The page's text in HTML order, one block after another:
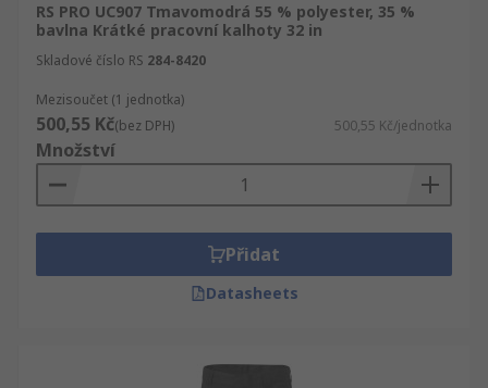
RS PRO UC907 Tmavomodrá 55 % polyester, 35 %
bavlna Krátké pracovní kalhoty 32 in
Skladové číslo RS 284-8420
Mezisoučet (1 jednotka)
500,55 Kč(bez DPH) 500,55 Kč/jednotka
Množství
Přidat
Datasheets